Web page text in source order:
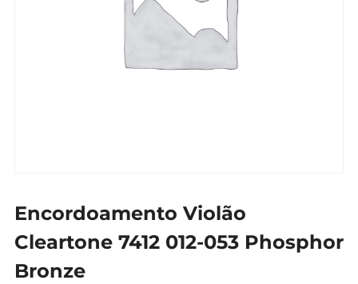
Encordoamento Violão
Cleartone 7412 012-053 Phosphor
Bronze